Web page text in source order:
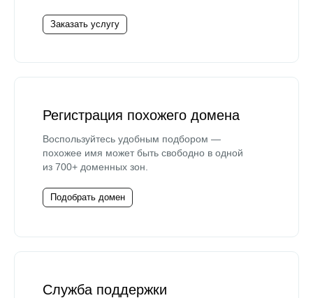
Заказать услугу
Регистрация похожего домена
Воспользуйтесь удобным подбором —
похожее имя может быть свободно в одной
из 700+ доменных зон.
Подобрать домен
Служба поддержки